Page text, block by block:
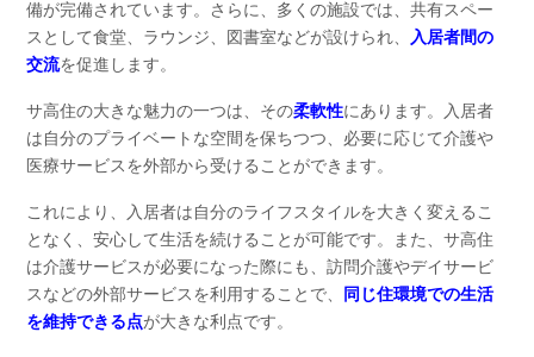
備が完備されています。さらに、多くの施設では、共有スペー
スとして食堂、ラウンジ、図書室などが設けられ、
入居者間の
交流を促進します。
サ高住の大きな魅力の一つは、その柔軟性にあります。入居者
は自分のプライベートな空間を保ちつつ、必要に応じて介護や
医療サービスを外部から受けることができます。
これにより、入居者は自分のライフスタイルを大きく変えるこ
となく、安心して生活を続けることが可能です。また、サ高住
は介護サービスが必要になった際にも、訪問介護やデイサービ
スなどの外部サービスを利用することで、
同じ住環境での生活
を維持できる点が大きな利点です。